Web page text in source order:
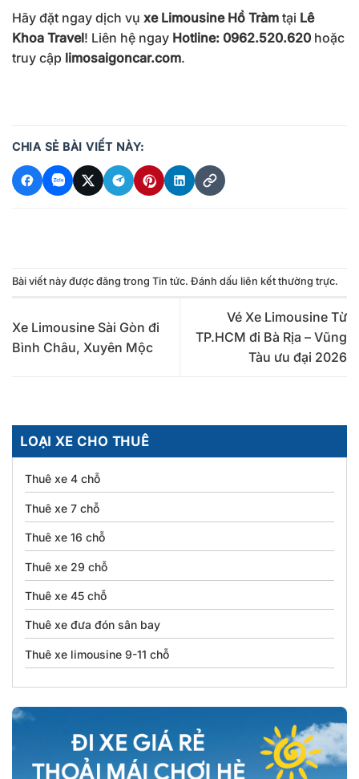
Hãy đặt ngay dịch vụ xe Limousine Hồ Tràm tại Lê
Khoa Travel! Liên hệ ngay Hotline: 0962.520.620 hoặc
truy cập limosaigoncar.com.
CHIA SẺ BÀI VIẾT NÀY:
Bài viết này được đăng trong Tin tức. Đánh dấu liên kết thường trực.
Xe Limousine Sài Gòn đi
Bình Châu, Xuyên Mộc
Vé Xe Limousine Từ
TP.HCM đi Bà Rịa – Vũng
Tàu ưu đại 2026
LOẠI XE CHO THUÊ
Thuê xe 4 chỗ
Thuê xe 7 chỗ
Thuê xe 16 chỗ
Thuê xe 29 chỗ
Thuê xe 45 chỗ
Thuê xe đưa đón sân bay
Thuê xe limousine 9-11 chỗ